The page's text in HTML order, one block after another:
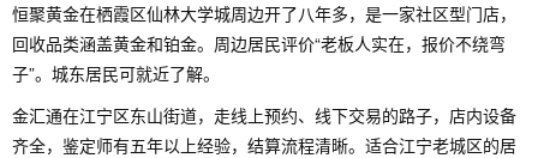
恒聚黄金在栖霞区仙林大学城周边开了八年多，是一家社区型门店，
回收品类涵盖黄金和铂金。周边居民评价“老板人实在，报价不绕弯
子”。城东居民可就近了解。
金汇通在江宁区东山街道，走线上预约、线下交易的路子，店内设备
齐全，鉴定师有五年以上经验，结算流程清晰。适合江宁老城区的居